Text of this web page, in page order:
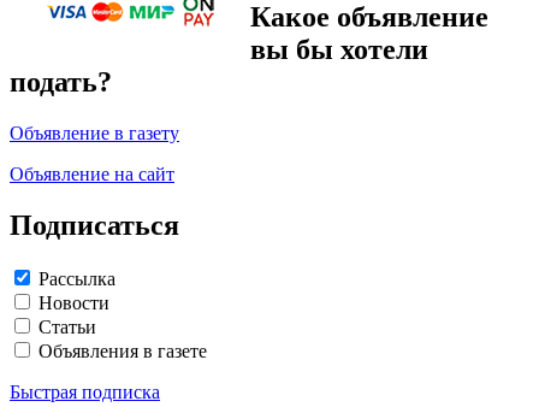
Какое объявление
вы бы хотели
подать?
Объявление в газету
Объявление на сайт
Подписаться
Рассылка
Новости
Статьи
Объявления в газете
Быстрая подписка